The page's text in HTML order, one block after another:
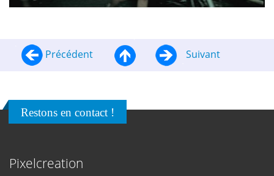
Précédent Suivant
Restons en contact !
Pixelcreation